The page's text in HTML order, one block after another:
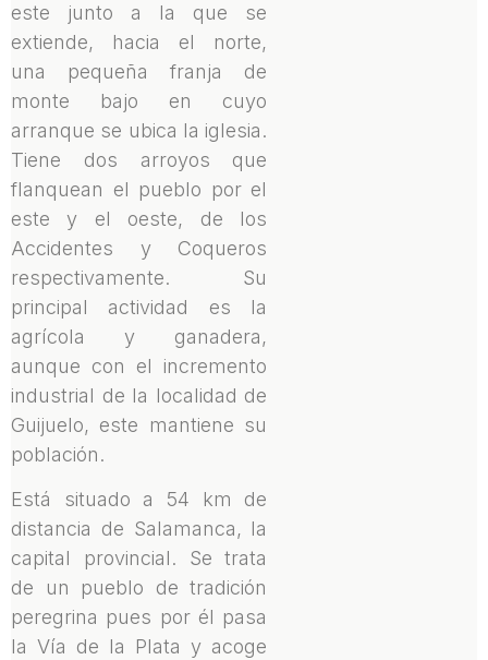
este junto a la que se
extiende, hacia el norte,
una pequeña franja de
monte bajo en cuyo
arranque se ubica la iglesia.
Tiene dos arroyos que
flanquean el pueblo por el
este y el oeste, de los
Accidentes y Coqueros
respectivamente. Su
principal actividad es la
agrícola y ganadera,
aunque con el incremento
industrial de la localidad de
Guijuelo, este mantiene su
población.
Está situado a 54 km de
distancia de Salamanca, la
capital provincial. Se trata
de un pueblo de tradición
peregrina pues por él pasa
la Vía de la Plata y acoge